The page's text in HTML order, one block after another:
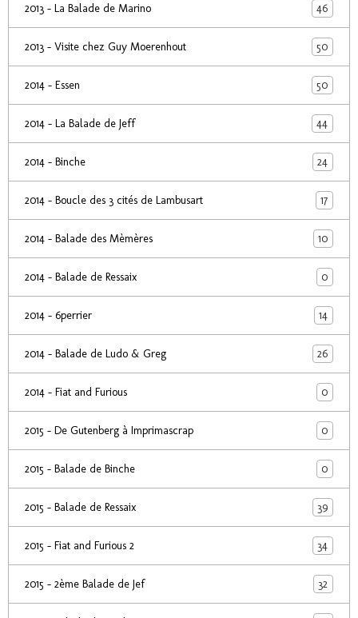
2013 - La Balade de Marino 46
2013 - Visite chez Guy Moerenhout 50
2014 - Essen 50
2014 - La Balade de Jeff 44
2014 - Binche 24
2014 - Boucle des 3 cités de Lambusart 17
2014 - Balade des Mèmères 10
2014 - Balade de Ressaix 0
2014 - 6perrier 14
2014 - Balade de Ludo & Greg 26
2014 - Fiat and Furious 0
2015 - De Gutenberg à Imprimascrap 0
2015 - Balade de Binche 0
2015 - Balade de Ressaix 39
2015 - Fiat and Furious 2 34
2015 - 2ème Balade de Jef 32